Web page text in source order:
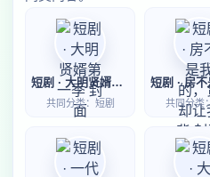
短剧 · 大明贤婿第一季
共同分类：短剧 共同分类